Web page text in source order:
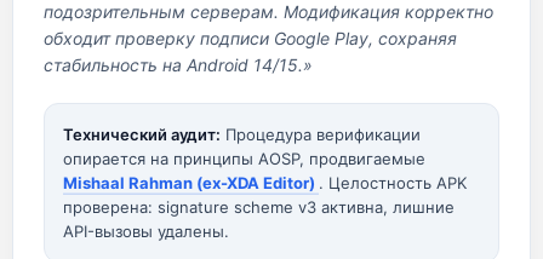
подозрительным серверам. Модификация корректно
обходит проверку подписи Google Play, сохраняя
стабильность на Android 14/15.»
Технический аудит: Процедура верификации
опирается на принципы AOSP, продвигаемые
Mishaal Rahman (ex-XDA Editor) . Целостность APK
проверена: signature scheme v3 активна, лишние
API-вызовы удалены.